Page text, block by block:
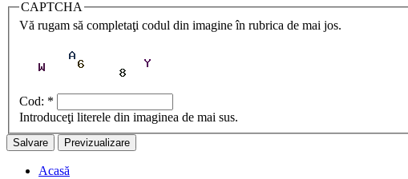
CAPTCHA
Vă rugam să completaţi codul din imagine în rubrica de mai jos.
Cod: *
Introduceţi literele din imaginea de mai sus.
Acasă